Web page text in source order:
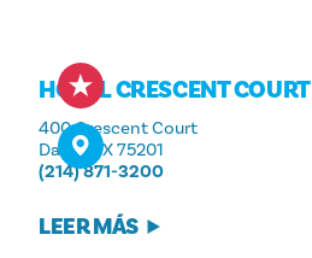
HOTEL CRESCENT COURT
400 Crescent Court
Dallas, TX 75201
(214) 871-3200
LEER MÁS